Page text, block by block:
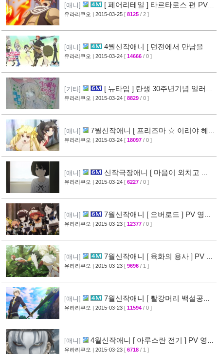
[애니]
[ 페어리테일 ] 타르타로스 편 PV
영상 공개 ( FAIRY TAIL ) [32]
유라리쿠오 | 2015-03-25 [ 8125 / 2 ]
[애니]
4월신작애니 [ 던전에서 만남을 추
구하면 안되는 걸까? ] 2차 PV 영상 공개
유라리쿠오 | 2015-03-24 [ 14666 / 0 ]
[기타]
[ 뉴타입 ] 탄생 30주년기념 일러스
트 + [ A-1 Pictures ] 10주년 기념 일러스트 공
유라리쿠오 | 2015-03-24 [ 8829 / 0 ]
[애니]
7월신작애니 [ 프리즈마 ☆ 이리야 헤
르츠! ] 티저 영상 공개 (Fate/kaleid liner)
유라리쿠오 | 2015-03-24 [ 18097 / 0 ]
[애니]
신작극장애니 [ 마음이 외치고 싶
어한다 ] PV 영상 + 주요 성우진 명단 공개
유라리쿠오 | 2015-03-24 [ 6227 / 0 ]
[애니]
7월신작애니 [ 오버로드 ] PV 영상
공개 [41]
유라리쿠오 | 2015-03-23 [ 12377 / 0 ]
[애니]
7월신작애니 [ 육화의 용사 ] PV 영
상 공개
[31]
유라리쿠오 | 2015-03-23 [ 9696 / 1 ]
[애니]
7월신작애니 [ 빨강머리 백설공주 ]
PV 영상 공개 [30]
유라리쿠오 | 2015-03-23 [ 11594 / 0 ]
[애니]
4월신작애니 [ 아루스란 전기 ] PV 영상
공개 [29]
유라리쿠오 | 2015-03-23 [ 6718 / 1 ]